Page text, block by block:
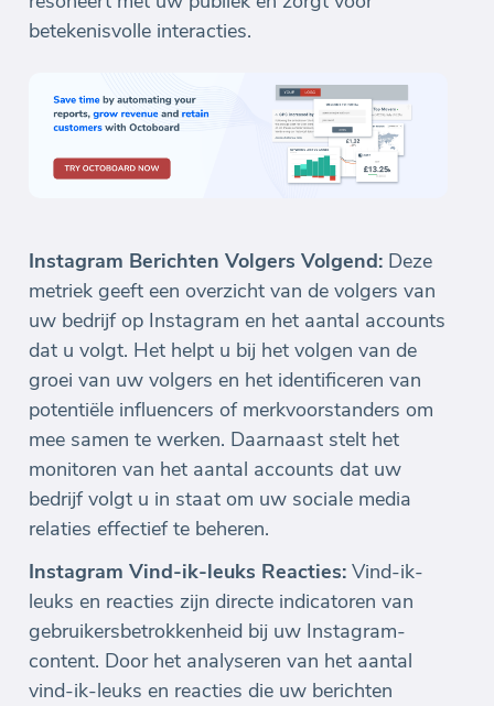
betekenisvolle interacties.
Instagram Berichten Volgers Volgend: Deze
metriek geeft een overzicht van de volgers van
uw bedrijf op Instagram en het aantal accounts
dat u volgt. Het helpt u bij het volgen van de
groei van uw volgers en het identificeren van
potentiële influencers of merkvoorstanders om
mee samen te werken. Daarnaast stelt het
monitoren van het aantal accounts dat uw
bedrijf volgt u in staat om uw sociale media
relaties effectief te beheren.
Instagram Vind-ik-leuks Reacties: Vind-ik-
leuks en reacties zijn directe indicatoren van
gebruikersbetrokkenheid bij uw Instagram-
content. Door het analyseren van het aantal
vind-ik-leuks en reacties die uw berichten